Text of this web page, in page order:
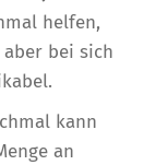
helfen,
bei sich
kann
an